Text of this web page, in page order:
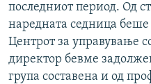
последниот период. Од
наредната седница
Центрот за управување
директор бевме
група составена и од